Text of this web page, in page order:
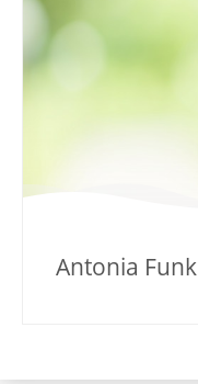
Antonia Funk